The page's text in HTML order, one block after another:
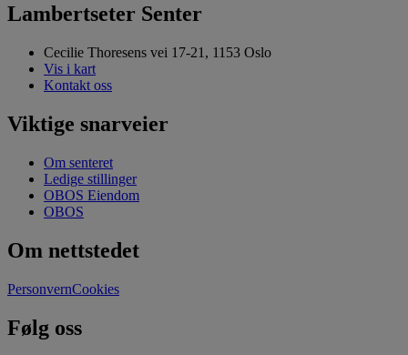
Lambertseter Senter
Cecilie Thoresens vei 17-21, 1153 Oslo
Vis i kart
Kontakt oss
Viktige snarveier
Om senteret
Ledige stillinger
OBOS Eiendom
OBOS
Om nettstedet
PersonvernCookies
Følg oss